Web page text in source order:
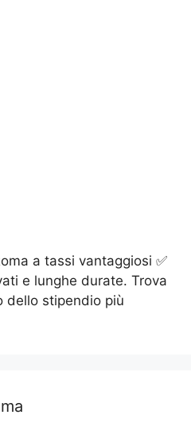
a tassi vantaggiosi ✅
e lunghe durate. Trova
dello stipendio più